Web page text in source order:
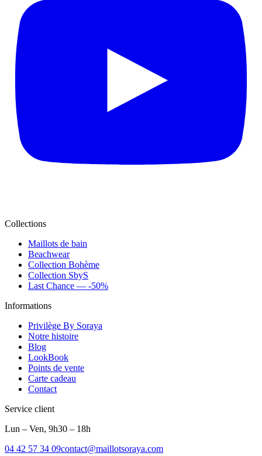
Collections
Maillots de bain
Beachwear
Collection Bohème
Collection SbyS
Last Chance — -50%
Informations
Privilège By Soraya
Notre histoire
Blog
LookBook
Points de vente
Carte cadeau
Contact
Service client
Lun – Ven, 9h30 – 18h
04 42 57 34 09contact@maillotsoraya.com